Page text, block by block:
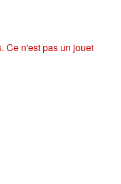
Ce n'est pas un jouet